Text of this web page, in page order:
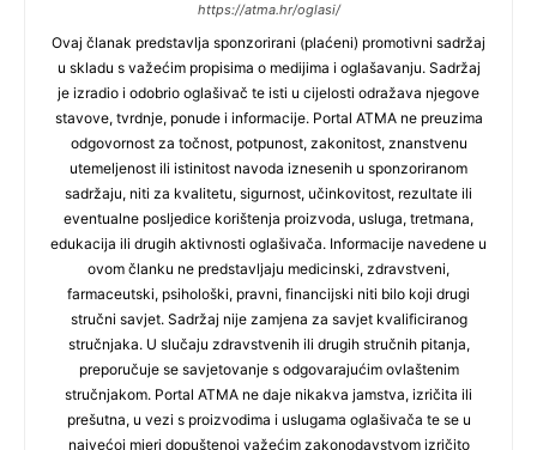
https://atma.hr/oglasi/
Ovaj članak predstavlja sponzorirani (plaćeni) promotivni sadržaj
u skladu s važećim propisima o medijima i oglašavanju. Sadržaj
je izradio i odobrio oglašivač te isti u cijelosti odražava njegove
stavove, tvrdnje, ponude i informacije. Portal ATMA ne preuzima
odgovornost za točnost, potpunost, zakonitost, znanstvenu
utemeljenost ili istinitost navoda iznesenih u sponzoriranom
sadržaju, niti za kvalitetu, sigurnost, učinkovitost, rezultate ili
eventualne posljedice korištenja proizvoda, usluga, tretmana,
edukacija ili drugih aktivnosti oglašivača. Informacije navedene u
ovom članku ne predstavljaju medicinski, zdravstveni,
farmaceutski, psihološki, pravni, financijski niti bilo koji drugi
stručni savjet. Sadržaj nije zamjena za savjet kvalificiranog
stručnjaka. U slučaju zdravstvenih ili drugih stručnih pitanja,
preporučuje se savjetovanje s odgovarajućim ovlaštenim
stručnjakom. Portal ATMA ne daje nikakva jamstva, izričita ili
prešutna, u vezi s proizvodima i uslugama oglašivača te se u
najvećoj mjeri dopuštenoj važećim zakonodavstvom izričito